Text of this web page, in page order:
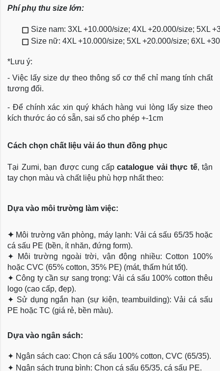
Phí phụ thu size lớn:
Size nam: 3XL +10.000/size; 4XL +20.000/size; 5XL
Size nữ: 4XL +10.000/size; 5XL +20.000/size; 6XL
*Lưu ý:
- Việc lấy size dự theo thông số cơ thể chỉ mang tính chất
tương đối.
- Để chính xác xin quý khách hàng vui lòng lấy size theo
kích thước áo có sẵn, sai số cho phép +-1cm
Cách chọn chất liệu vải áo thun đồng phục
Tại Zumi, bạn được cung cấp catalogue vải thực tế, tận
tay chọn màu và chất liệu phù hợp nhất theo:
Dựa vào môi trường làm việc:
✦ Môi trường văn phòng, máy lạnh: Vải cá sấu 65/35 hoặc
cá sấu PE (bền, ít nhăn, đứng form).
✦
Môi trường ngoài trời, vận động nhiều: Cotton 100%
hoặc CVC (65% cotton, 35% PE) (mát, thấm hút tốt).
✦Công ty cần sự sang trọng: Vải cá sấu 100% cotton thêu
logo (cao cấp, đẹp).
✦ Sử dụng ngắn hạn (sự kiện, teambuilding): Vải cá sấu
PE hoặc TC (giá rẻ, bền màu).
Dựa vào ngân sách:
✦ Ngân sách cao: Chọn cá sấu 100% cotton, CVC (65/35).
✦ Ngân sách trung bình: Chọn cá sấu 65/35, cá sấu PE.